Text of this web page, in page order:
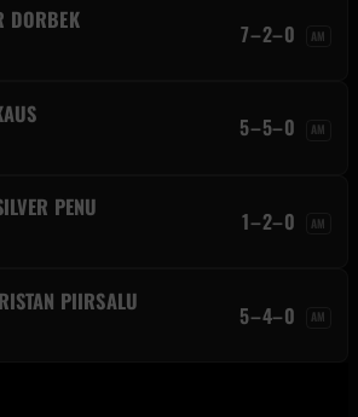
DORBEK 7–2–0 AM
5–5–0 AM
PENU 1–2–0 AM
PIIRSALU 5–4–0 AM